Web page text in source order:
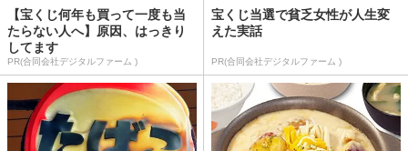
【宝くじ何年も買って一度も当
たらない人へ】原因、はっきり
してます
PR(合同会社デジタルファーム )
宝くじ当選で貧乏女性が人生変
えた実話
PR(合同会社デジタルファーム )